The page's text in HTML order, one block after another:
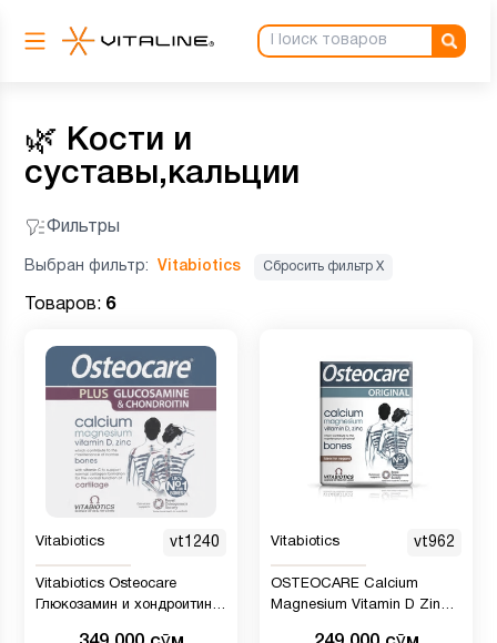
🌿 Кости и
суставы,кальции
Фильтры
Выбран фильтр: Vitabiotics Сбросить фильтр Х
Товаров: 6
Vitabiotics vt1240
Vitabiotics Osteocare
Глюкозамин и хондроитин -
Vitabiotics vt962
OSTEOCARE Calcium
Magnesium Vitamin D Zinc